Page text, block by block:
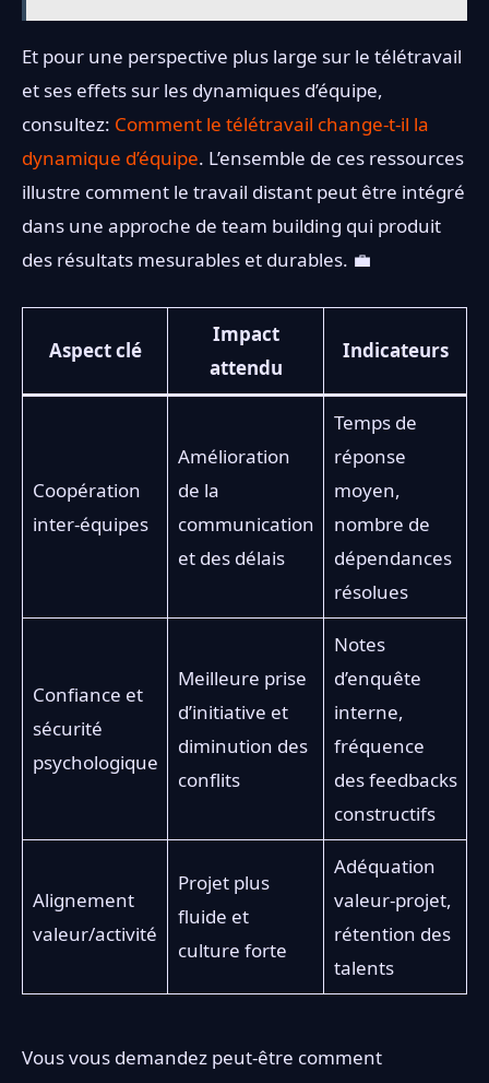
Et pour une perspective plus large sur le télétravail
et ses effets sur les dynamiques d’équipe,
consultez: Comment le télétravail change-t-il la
dynamique d’équipe. L’ensemble de ces ressources
illustre comment le travail distant peut être intégré
dans une approche de team building qui produit
des résultats mesurables et durables. 💼
Aspect clé
Impact
attendu
Indicateurs
Coopération
inter-équipes
Amélioration
de la
communication
et des délais
Temps de
réponse
moyen,
nombre de
dépendances
résolues
Confiance et
sécurité
psychologique
Meilleure prise
d’initiative et
diminution des
conflits
Notes
d’enquête
interne,
fréquence
des feedbacks
constructifs
Alignement
valeur/activité
Projet plus
fluide et
culture forte
Adéquation
valeur-projet,
rétention des
talents
Vous vous demandez peut-être comment